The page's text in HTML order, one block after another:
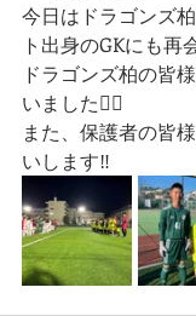
今日はドラゴンズ
ト出身のGKにも
ドラゴンズ柏の皆
いました🙇‍♂️
また、保護者の皆
いします‼️